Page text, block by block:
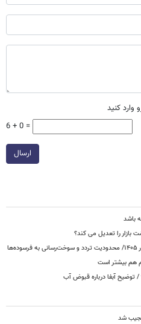
وارد کنید
6 + 0 =
ارسال
بازار را تعدیل می کند؟
هم بیشتر است
آبفا درباره قبوض آب
شد